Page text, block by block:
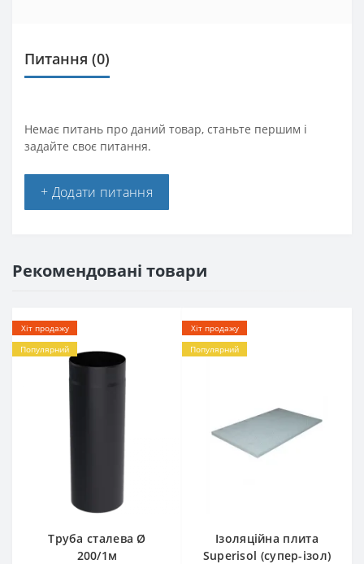
Питання (0)
Немає питань про даний товар, станьте першим і
задайте своє питання.
+ Додати питання
Рекомендовані товари
Хіт продажу
Популярний
Труба сталева Ø
200/1м
Хіт продажу
Популярний
Ізоляційна плита
Superisol (супер-ізол)